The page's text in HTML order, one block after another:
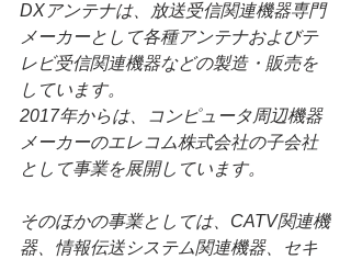
DXアンテナは、放送受信関連機器専門
メーカーとして各種アンテナおよびテ
レビ受信関連機器などの製造・販売を
しています。
2017年からは、コンピュータ周辺機器
メーカーのエレコム株式会社の子会社
として事業を展開しています。
そのほかの事業としては、CATV関連機
器、情報伝送システム関連機器、セキ